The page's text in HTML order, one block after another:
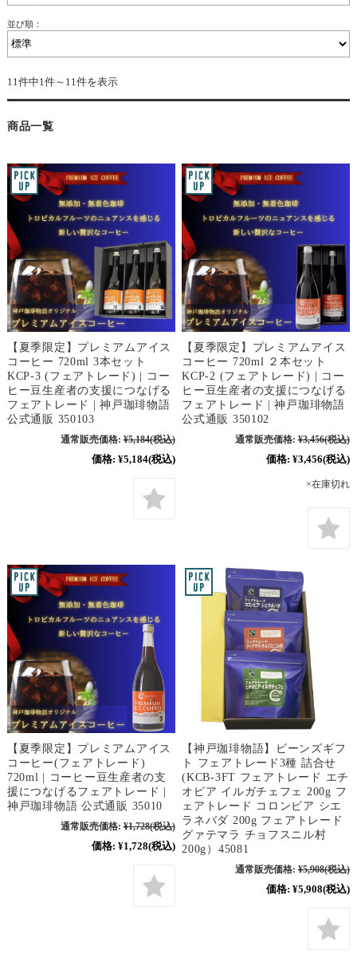
並び順：
11件中1件～11件を表示
商品一覧
【夏季限定】プレミアムアイス
コーヒー 720ml 3本セット
KCP-3 (フェアトレード) | コー
ヒー豆生産者の支援につなげる
フェアトレード | 神戸珈琲物語
公式通販 350103
通常販売価格: ¥5,184(税込)
価格: ¥5,184(税込)
【夏季限定】プレミアムアイス
コーヒー 720ml ２本セット
KCP-2 (フェアトレード) | コー
ヒー豆生産者の支援につなげる
フェアトレード | 神戸珈琲物語
公式通販 350102
通常販売価格: ¥3,456(税込)
価格: ¥3,456(税込)
×在庫切れ
【夏季限定】プレミアムアイス
コーヒー(フェアトレード)
720ml | コーヒー豆生産者の支
援につなげるフェアトレード |
神戸珈琲物語 公式通販 35010
通常販売価格: ¥1,728(税込)
価格: ¥1,728(税込)
【神戸珈琲物語】ビーンズギフ
ト フェアトレード3種 詰合せ
(KCB-3FT フェアトレード エチ
オピア イルガチェフェ 200g フ
ェアトレード コロンビア シエ
ラネバダ 200g フェアトレード
グァテマラ チョフスニル村
200g）45081
通常販売価格: ¥5,908(税込)
価格: ¥5,908(税込)